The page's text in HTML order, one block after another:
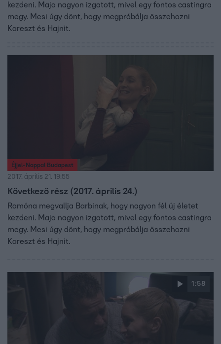
kezdeni. Maja nagyon izgatott, mivel egy fontos castingra
megy. Mesi úgy dönt, hogy megpróbálja összehozni
Kareszt és Hajnit.
Éjjel-Nappal Budapest
2017. április 21. 19:55
Következő rész (2017. április 24.)
Ramóna megvallja Barbinak, hogy nagyon fél új életet
kezdeni. Maja nagyon izgatott, mivel egy fontos castingra
megy. Mesi úgy dönt, hogy megpróbálja összehozni
Kareszt és Hajnit.
1:58